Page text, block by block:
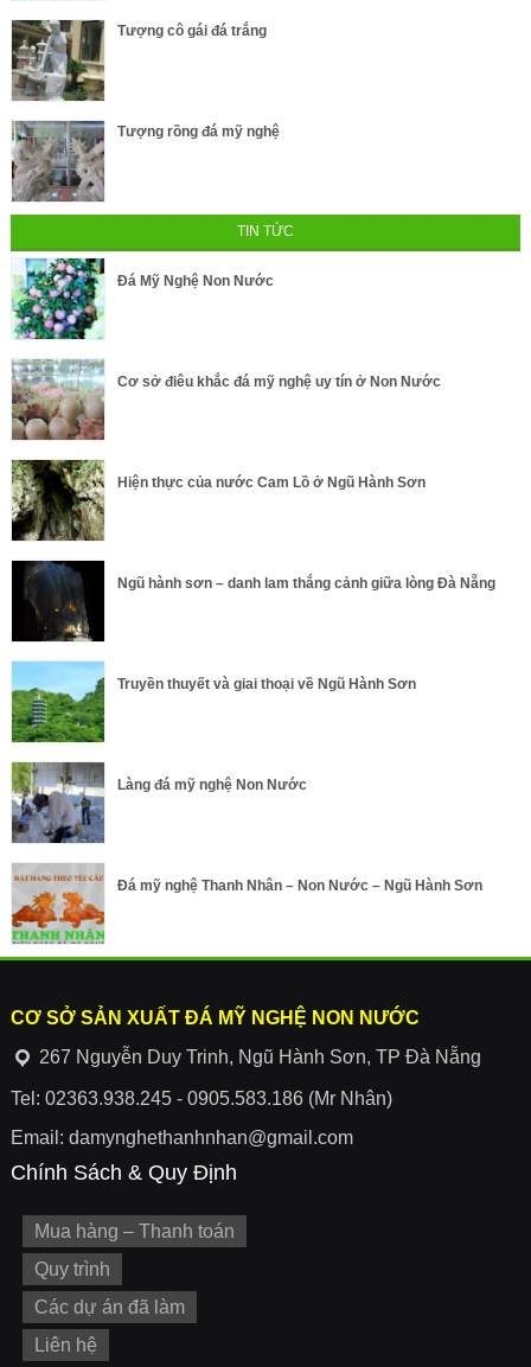
Tượng cô gái đá trắng
Tượng rồng đá mỹ nghệ
TIN TỨC
Đá Mỹ Nghệ Non Nước
Cơ sở điêu khắc đá mỹ nghệ uy tín ở Non Nước
Hiện thực của nước Cam Lồ ở Ngũ Hành Sơn
Ngũ hành sơn – danh lam thắng cảnh giữa lòng Đà Nẵng
Truyền thuyết và giai thoại về Ngũ Hành Sơn
Làng đá mỹ nghệ Non Nước
Đá mỹ nghệ Thanh Nhân – Non Nước – Ngũ Hành Sơn
CƠ SỞ SẢN XUẤT ĐÁ MỸ NGHỆ NON NƯỚC
267 Nguyễn Duy Trinh, Ngũ Hành Sơn, TP Đà Nẵng
Tel: 02363.938.245 - 0905.583.186 (Mr Nhân)
Email: damynghethanhnhan@gmail.com
Chính Sách & Quy Định
Mua hàng – Thanh toán
Quy trình
Các dự án đã làm
Liên hệ